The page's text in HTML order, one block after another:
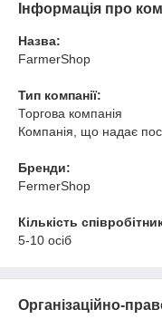
Інформація про
Назва:
FarmerShop
Тип компанії:
Торгова компанія
Компанія, що надає
Бренди:
FermerShop
Кількість
5-10 осіб
Організаційно-